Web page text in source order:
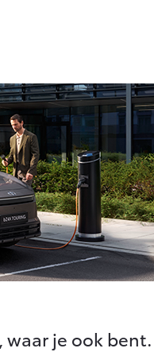
je ook bent.